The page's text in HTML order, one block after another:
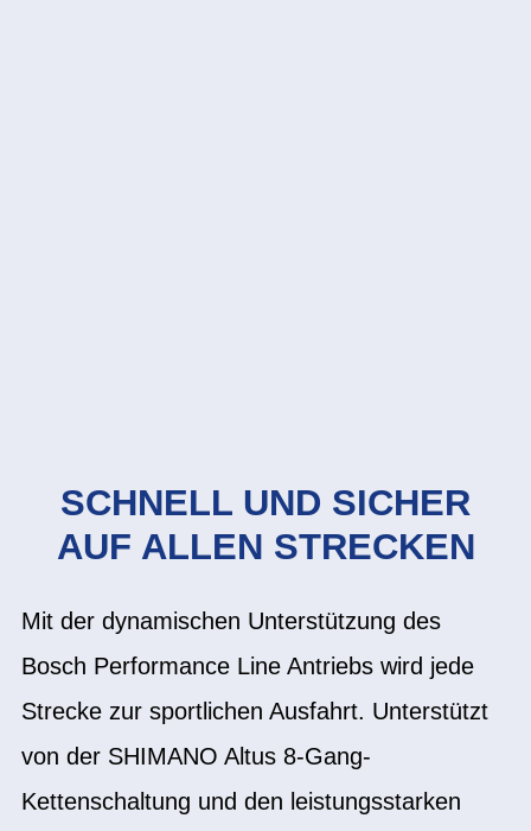
SCHNELL UND SICHER
AUF ALLEN STRECKEN
Mit der dynamischen Unterstützung des
Bosch Performance Line Antriebs wird jede
Strecke zur sportlichen Ausfahrt. Unterstützt
von der SHIMANO Altus 8-Gang-
Kettenschaltung und den leistungsstarken